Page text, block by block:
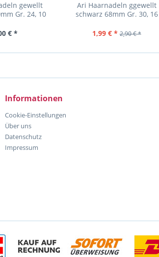
gewellt
Gr. 24, 10
€ *
Ari Haarnadeln ggewellt
schwarz 68mm Gr. 30, 16
1,99 € * 2,90 € *
Informationen
Cookie-Einstellungen
Über uns
Datenschutz
Impressum